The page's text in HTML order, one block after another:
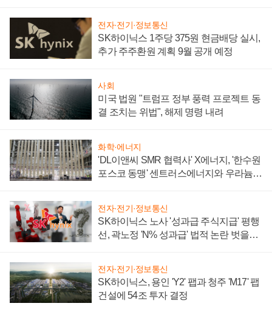
전자·전기·정보통신
SK하이닉스 1주당 375원 현금배당 실시,
추가 주주환원 계획 9월 공개 예정
사회
미국 법원 "트럼프 정부 풍력 프로젝트 동
결 조치는 위법", 해제 명령 내려
화학·에너지
'DL이앤씨 SMR 협력사' X에너지, '한수원
포스코 동맹' 센트러스에너지와 우라늄
전자·전기·정보통신
SK하이닉스 노사 '성과급 주식지급' 평행
선, 곽노정 'N% 성과급' 법적 논란 벗을지
전자·전기·정보통신
SK하이닉스, 용인 'Y2' 팹과 청주 'M17' 팹
건설에 54조 투자 결정